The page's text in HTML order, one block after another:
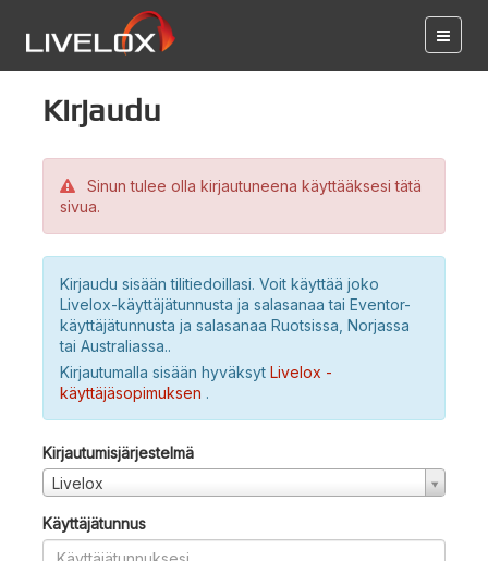
Kirjaudu
Sinun tulee olla kirjautuneena käyttääksesi tätä
sivua.
Kirjaudu sisään tilitiedoillasi. Voit käyttää joko
Livelox-käyttäjätunnusta ja salasanaa tai Eventor-
käyttäjätunnusta ja salasanaa Ruotsissa, Norjassa
tai Australiassa..
Kirjautumalla sisään hyväksyt Livelox -
käyttäjäsopimuksen .
Kirjautumisjärjestelmä
Livelox
Käyttäjätunnus